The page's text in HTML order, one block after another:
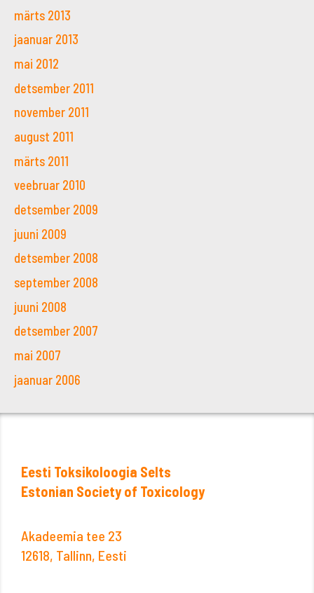
märts 2013
jaanuar 2013
mai 2012
detsember 2011
november 2011
august 2011
märts 2011
veebruar 2010
detsember 2009
juuni 2009
detsember 2008
september 2008
juuni 2008
detsember 2007
mai 2007
jaanuar 2006
Eesti Toksikoloogia Selts
Estonian Society of Toxicology
Akadeemia tee 23
12618, Tallinn, Eesti